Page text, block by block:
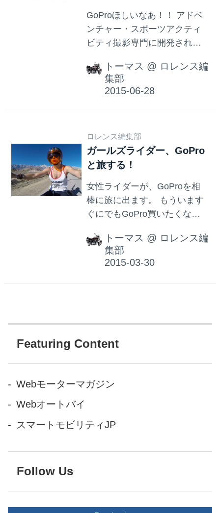
GoProほしいなあ！！ アドベ
ンチャー・スポーツアクティ
ビティ撮影専門に開発された
できて、完全防水。バイクに
取り付けてガンガン撮影もで
きるスグレモノ。 最新バージ
とかつけて、7-8万円あれば買
えるかな。 GoPro | World's
most Versatile Camera |
HERO4 Black Edition 世界で最
も多目的なカメラ | HERO4
Black Edition そのGoPro
HERO4 Black Editionの紹介動
画があったんで、じっくり...
トーマス @ ロレンス編
集部
ロレンス編集部
ガールズライダー、GoPro
と旅する！
女性ライダーが、GoProを相
棒に旅に出ます。 もういます
ぐにでもGoPro買いたくなり
すが、めっちゃ明るい気分に
なれること請け合いです。 買
いたくなった方は：まずはこ
も多目的なカメラ | HERO4
Black Edition
トーマス @ ロレンス編
集部
Featuring Content
Webモーターマガジン
Webオートバイ
スマートモビリティJP
Follow Us